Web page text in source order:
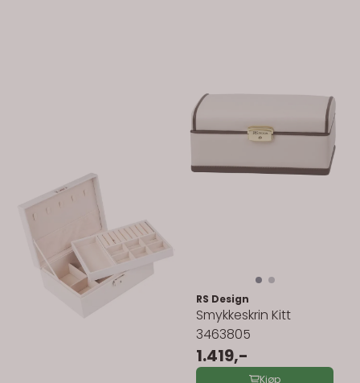
RS Design
Smykkeskrin Kitt
3463805
1.419,-
Kjøp